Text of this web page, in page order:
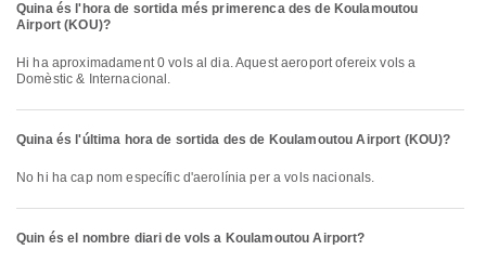
Quina és l'hora de sortida més primerenca des de Koulamoutou
Airport (KOU)?
Hi ha aproximadament 0 vols al dia. Aquest aeroport ofereix vols a
Domèstic & Internacional.
Quina és l'última hora de sortida des de Koulamoutou Airport (KOU)?
No hi ha cap nom específic d'aerolínia per a vols nacionals.
Quin és el nombre diari de vols a Koulamoutou Airport?